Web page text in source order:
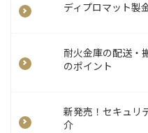
ディプロマット製
耐火金庫の配送・
のポイント
新発売！セキュリ
介